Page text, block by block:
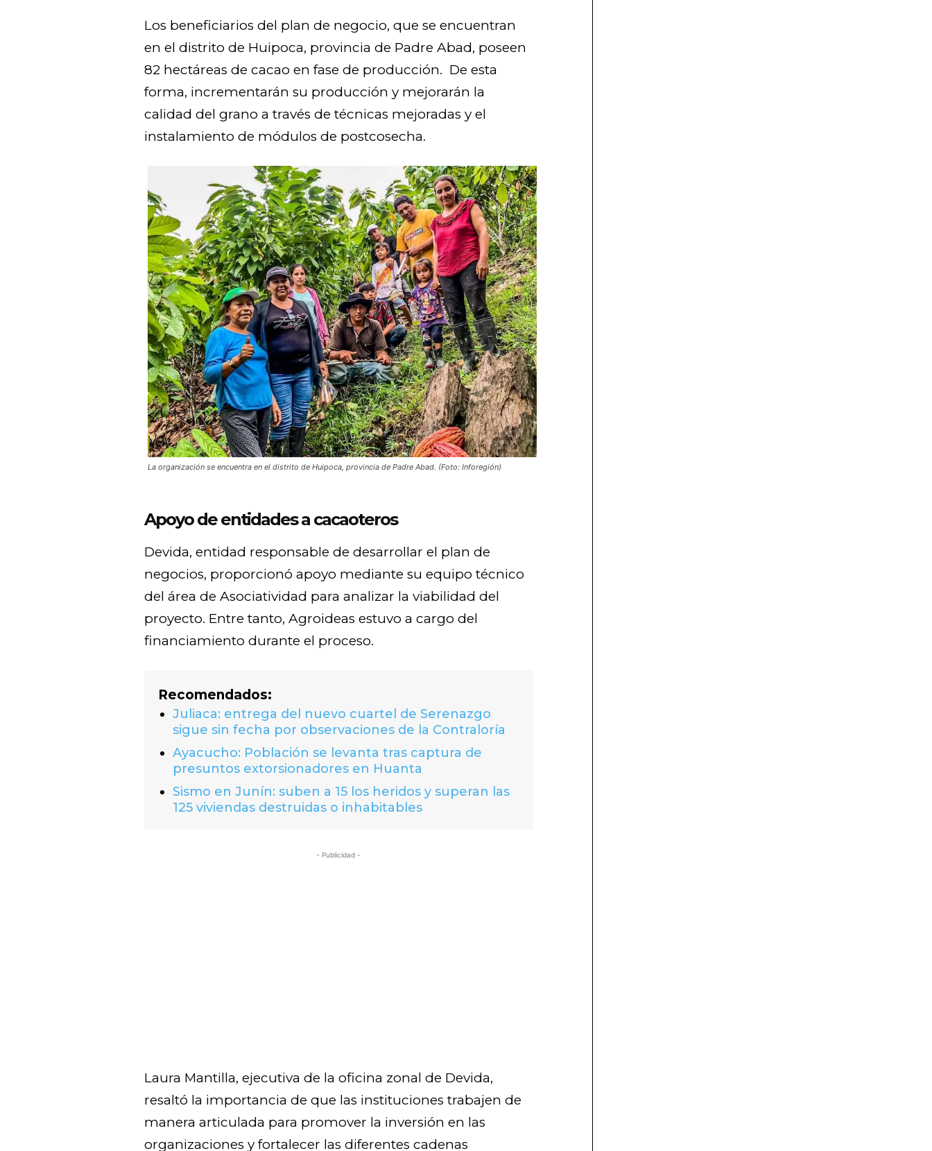
Los beneficiarios del plan de negocio, que se encuentran
en el distrito de Huipoca, provincia de Padre Abad, poseen
82 hectáreas de cacao en fase de producción. De esta
forma, incrementarán su producción y mejorarán la
calidad del grano a través de técnicas mejoradas y el
instalamiento de módulos de postcosecha.
La organización se encuentra en el distrito de Huipoca, provincia de Padre Abad. (Foto: Inforegión)
Apoyo de entidades a cacaoteros
Devida, entidad responsable de desarrollar el plan de
negocios, proporcionó apoyo mediante su equipo técnico
del área de Asociatividad para analizar la viabilidad del
proyecto. Entre tanto, Agroideas estuvo a cargo del
financiamiento durante el proceso.
Recomendados:
Juliaca: entrega del nuevo cuartel de Serenazgo
sigue sin fecha por observaciones de la Contraloría
Ayacucho: Población se levanta tras captura de
presuntos extorsionadores en Huanta
Sismo en Junín: suben a 15 los heridos y superan las
125 viviendas destruidas o inhabitables
- Publicidad -
Laura Mantilla, ejecutiva de la oficina zonal de Devida,
resaltó la importancia de que las instituciones trabajen de
manera articulada para promover la inversión en las
organizaciones y fortalecer las diferentes cadenas